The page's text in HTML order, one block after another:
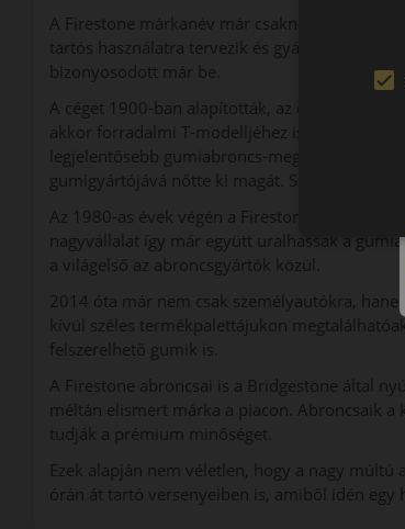
A Firestone márkanév már csaknem 120 éve
tartós használatra tervezik és gyártják. A
bizonyosodott már be.
A céget 1900-ban alapították, az egyesült
akkor forradalmi T-modelljéhez is Firestone
legjelentősebb gumiabroncs-megrendelését.
gumigyártójává nőtte ki magát. Számos
Az 1980-as évek végén a Firestone és a japán
nagyvállalat így már együtt uralhassák a
a világelső az abroncsgyártók közül.
2014 óta már nem csak személyautókra,
kívül széles termékpalettájukon
felszerelhető gumik is.
A Firestone abroncsai is a Bridgestone által
méltán elismert márka a piacon. Abroncsaik
tudják a prémium minőséget.
Ezek alapján nem véletlen, hogy a nagy
órán át tartó versenyeiben is, amiből idén egy